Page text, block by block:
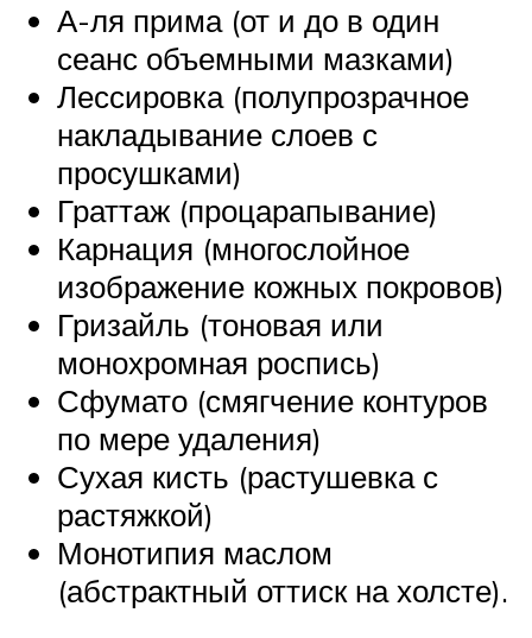
А-ля прима (от и до в один
сеанс объемными мазками)
Лессировка (полупрозрачное
накладывание слоев с
просушками)
Граттаж (процарапывание)
Карнация (многослойное
изображение кожных покровов)
Гризайль (тоновая или
монохромная роспись)
Сфумато (смягчение контуров
по мере удаления)
Сухая кисть (растушевка с
растяжкой)
Монотипия маслом
(абстрактный оттиск на холсте).